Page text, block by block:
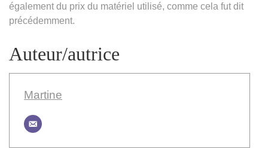
également du prix du matériel utilisé, comme cela fut dit
précédemment.
Auteur/autrice
Martine